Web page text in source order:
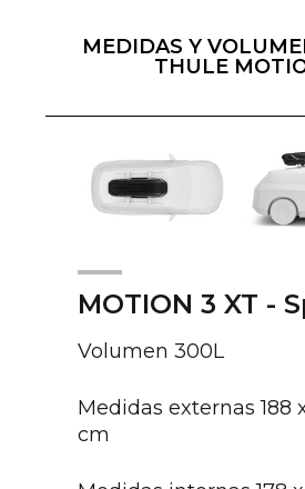
MEDIDAS Y
THULE
MOTION 3 XT -
Volumen 300L
Medidas externas 188
cm